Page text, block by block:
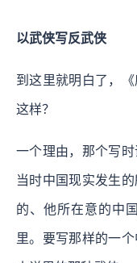
以武侠写反武侠
到这里就明白了，
这样？
一个理由，那个写
当时中国现实发生
的、他所在意的中
里。要写那样的一